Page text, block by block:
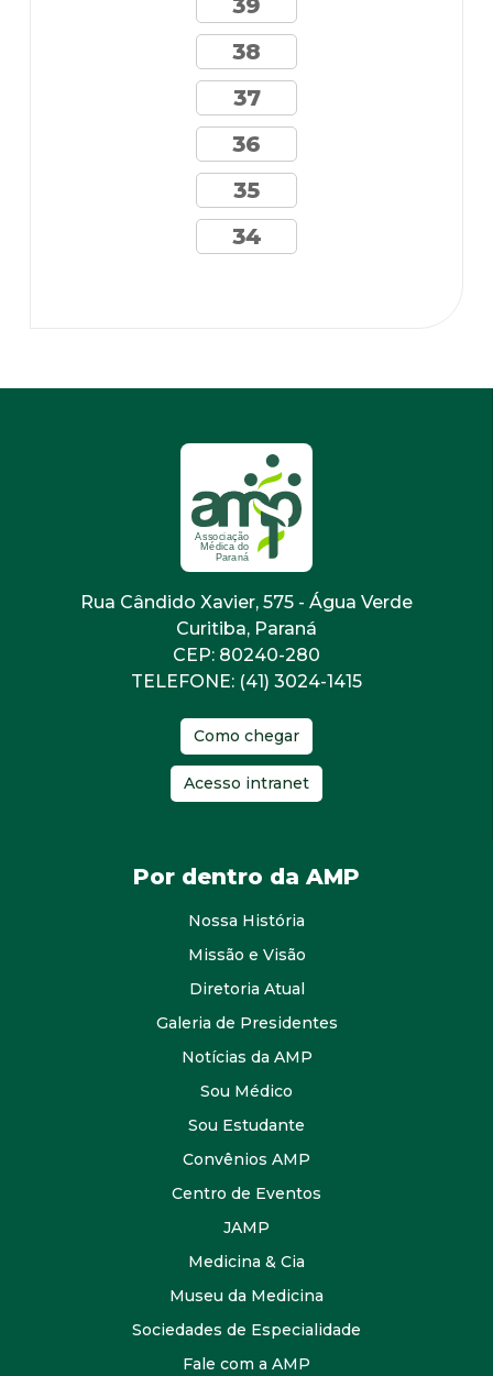
39
38
37
36
35
34
Rua Cândido Xavier, 575 - Água Verde
Curitiba, Paraná
CEP: 80240-280
TELEFONE: (41) 3024-1415
Como chegar
Acesso intranet
Por dentro da AMP
Nossa História
Missão e Visão
Diretoria Atual
Galeria de Presidentes
Notícias da AMP
Sou Médico
Sou Estudante
Convênios AMP
Centro de Eventos
JAMP
Medicina & Cia
Museu da Medicina
Sociedades de Especialidade
Fale com a AMP